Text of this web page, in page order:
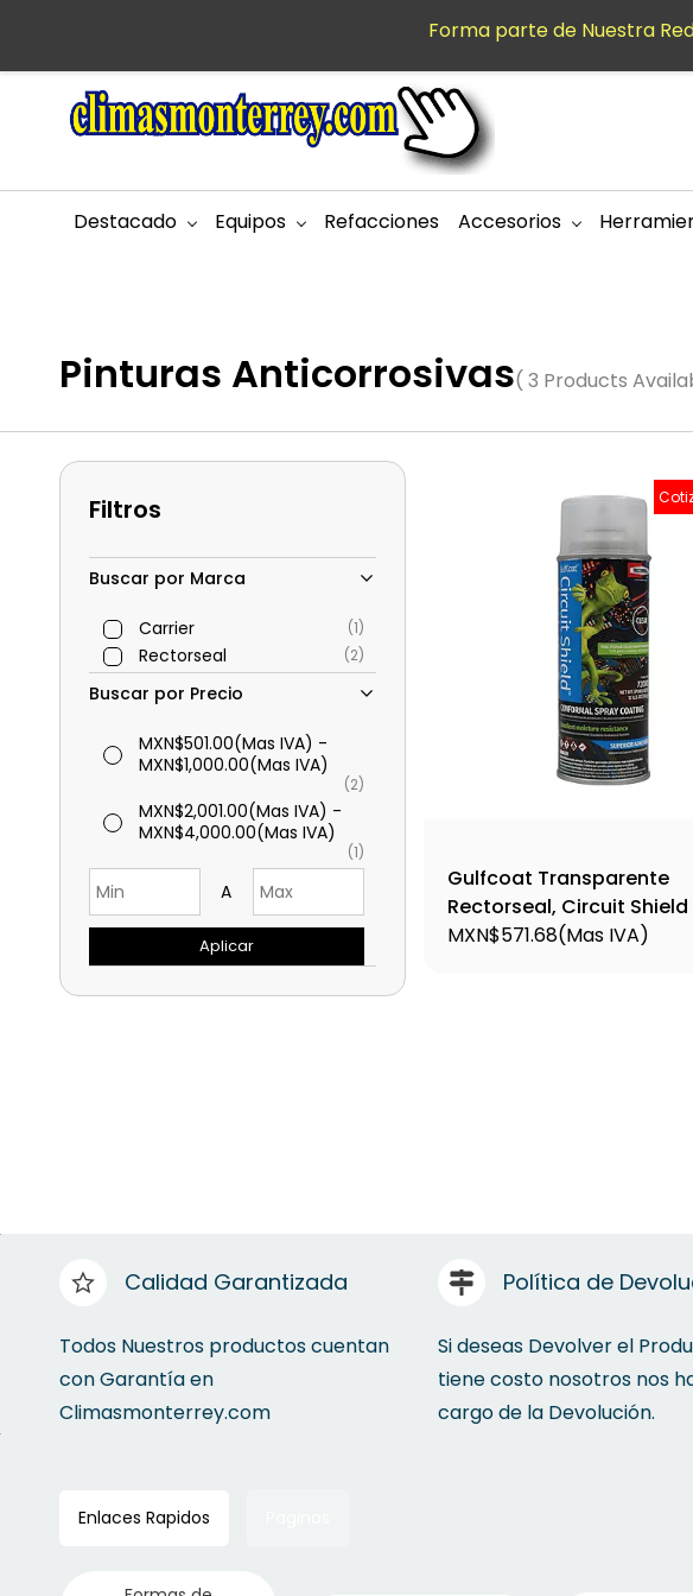
principal
Destacado Equipos Refacciones Accesorios
Pinturas Anticorrosivas( 3 Products
Filtros
Buscar por Marca
Carrier (1)
Rectorseal (2)
Buscar por Precio
MXN$501.00(Mas IVA) -
MXN$1,000.00(Mas IVA)
(2)
MXN$2,001.00(Mas IVA) -
MXN$4,000.00(Mas IVA)
(1)
A
Aplicar
Gulfcoat Transparente
Rectorseal, Circuit
72000
MXN$571.68(Mas IVA)
Calidad Garantizada
Todos Nuestros productos cuentan
con Garantía en
Climasmonterrey.com
Política de
Si deseas Devolver el
tiene costo nosotros nos
cargo de la Devolución.
Enlaces Rapidos
Forma parte de Nuestra